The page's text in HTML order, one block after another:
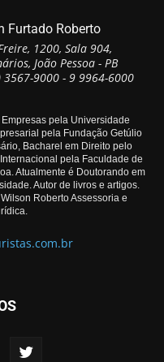
Furtado Roberto
1200, Sala 904,
João Pessoa - PB
3567-9000 - 9 9964-6000
pela Universidade
pela Fundação Getúlio
Bacharel em Direito pelo
pela Faculdade de
Atualmente é Doutorando em
Autor de livros e artigos.
Roberto Assessoria e